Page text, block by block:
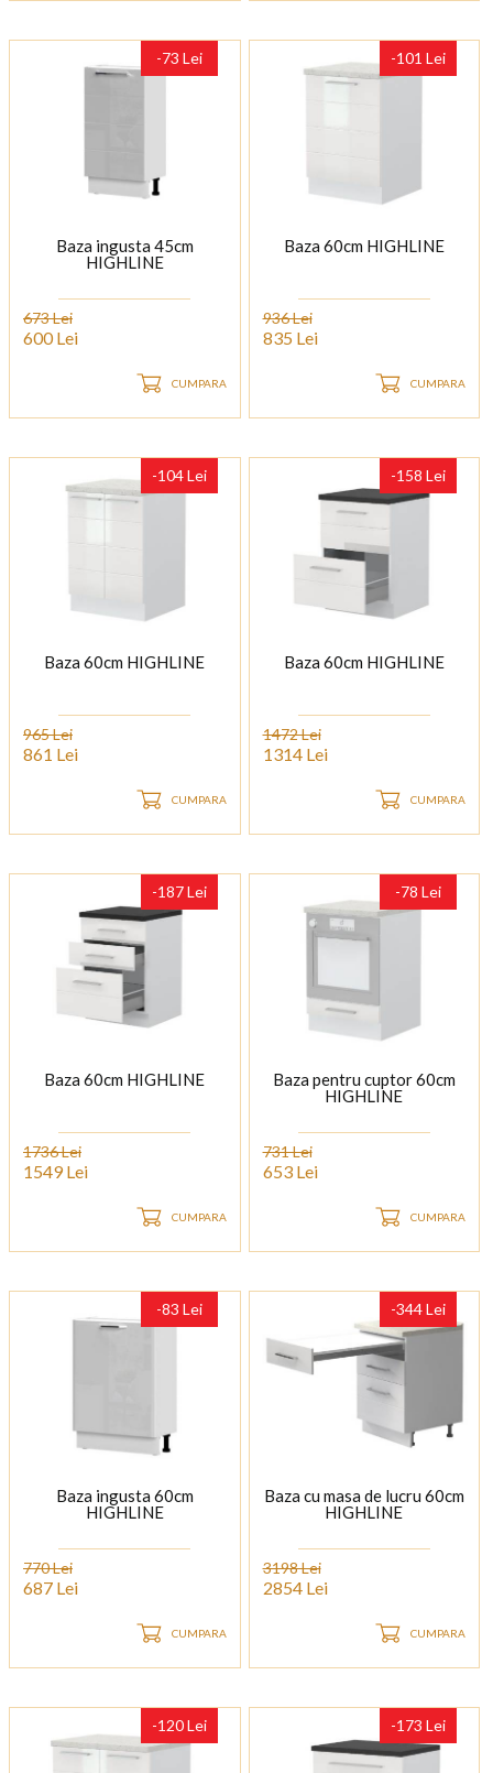
-73 Lei
Baza ingusta 45cm
HIGHLINE
673 Lei
600 Lei
CUMPARA
-101 Lei
Baza 60cm HIGHLINE
936 Lei
835 Lei
CUMPARA
-104 Lei
Baza 60cm HIGHLINE
965 Lei
861 Lei
CUMPARA
-158 Lei
Baza 60cm HIGHLINE
1472 Lei
1314 Lei
CUMPARA
-187 Lei
Baza 60cm HIGHLINE
1736 Lei
1549 Lei
CUMPARA
-78 Lei
Baza pentru cuptor 60cm
HIGHLINE
731 Lei
653 Lei
CUMPARA
-83 Lei
Baza ingusta 60cm
HIGHLINE
770 Lei
687 Lei
CUMPARA
-344 Lei
Baza cu masa de lucru 60cm
HIGHLINE
3198 Lei
2854 Lei
CUMPARA
-120 Lei -173 Lei